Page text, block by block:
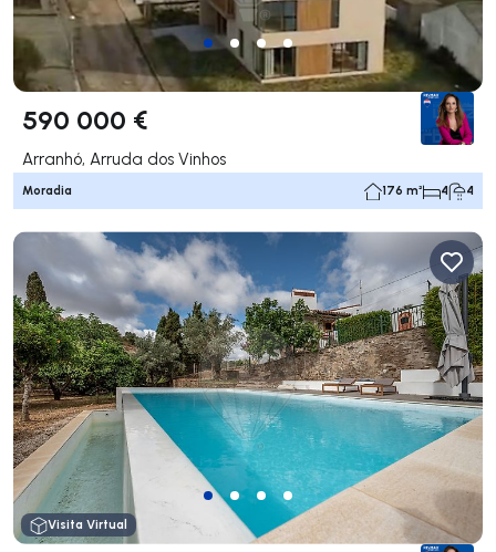
590 000 €
Arranhó, Arruda dos Vinhos
Moradia 176 m² 4 4
Visita Virtual